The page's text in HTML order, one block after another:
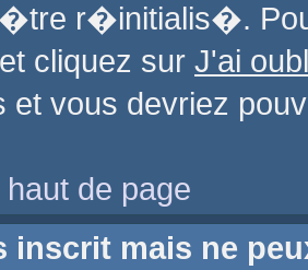
r�initialis�.
cliquez sur J'ai
et vous devriez
de page
inscrit mais ne